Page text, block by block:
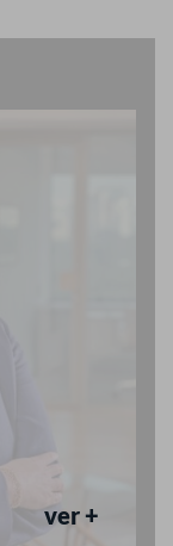
ver +